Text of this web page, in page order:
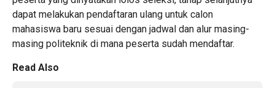
dapat melakukan pendaftaran ulang untuk calon
mahasiswa baru sesuai dengan jadwal dan alur masing-
masing politeknik di mana peserta sudah mendaftar.
Read Also